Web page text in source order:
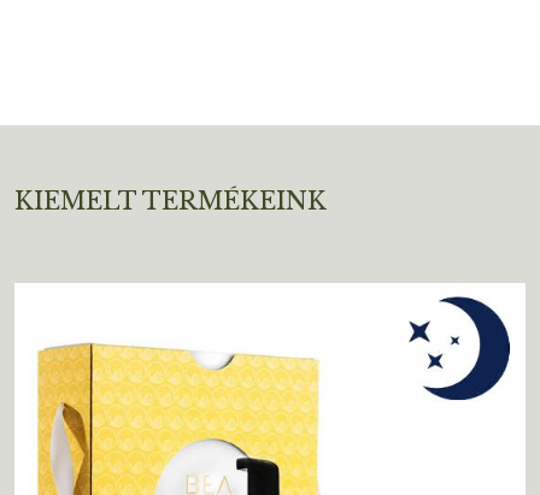
KIEMELT TERMÉKEINK